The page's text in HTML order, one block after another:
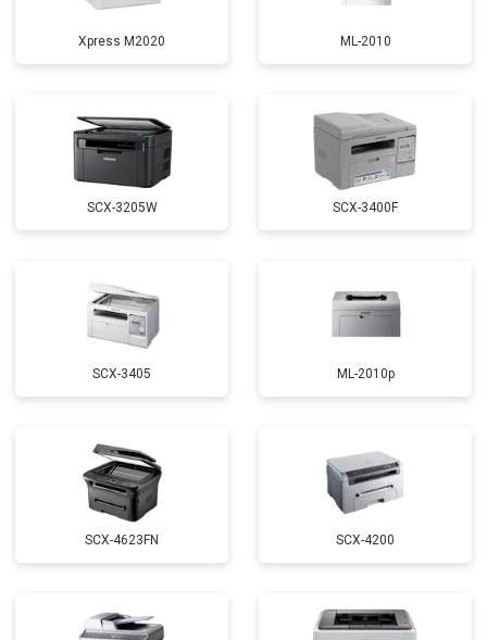
Xpress M2020 ML-2010
SCX-3205W SCX-3400F
SCX-3405 ML-2010p
SCX-4623FN SCX-4200